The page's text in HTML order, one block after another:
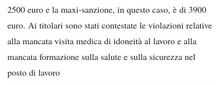
2500 euro e la maxi-sanzione, in questo caso, è di 3900
euro. Ai titolari sono stati contestate le violazioni relative
alla mancata visita medica di idoneità al lavoro e alla
mancata formazione sulla salute e sulla sicurezza nel
posto di lavoro